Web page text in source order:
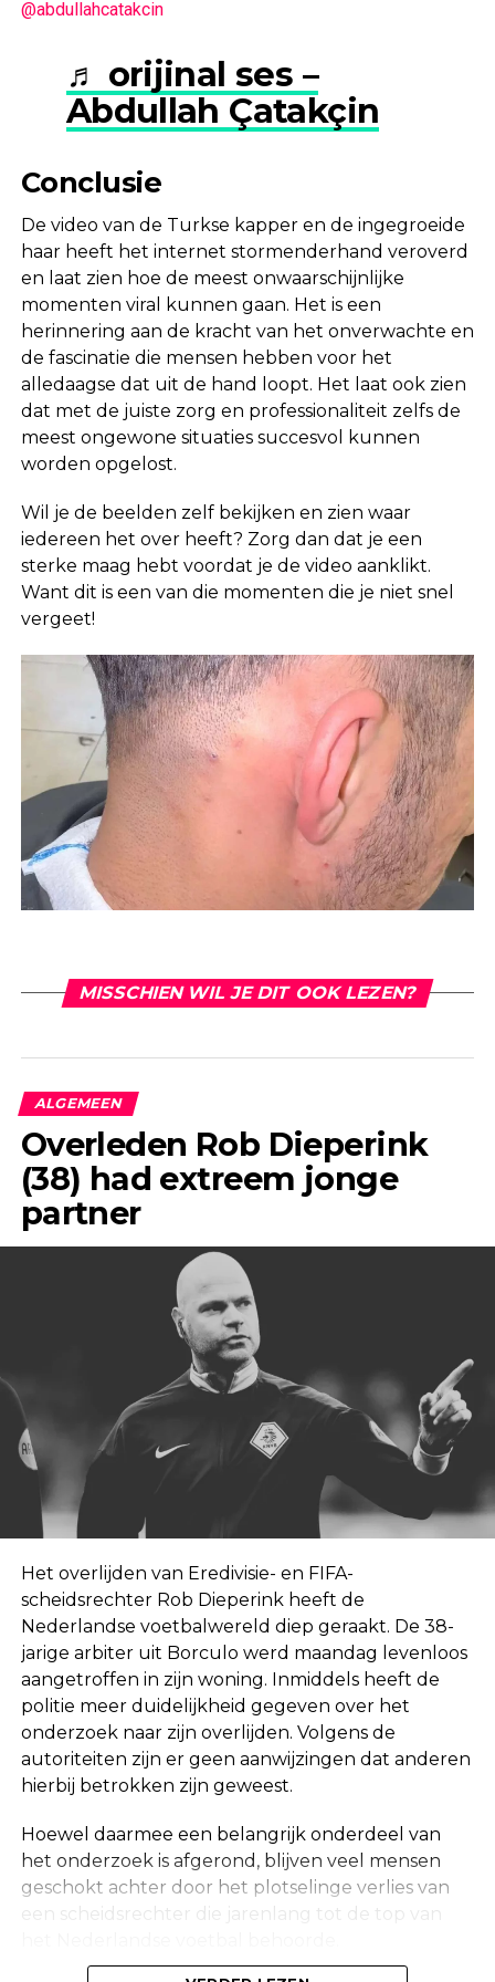
@abdullahcatakcin
♬ orijinal ses –
Abdullah Çatakçin
Conclusie
De video van de Turkse kapper en de ingegroeide
haar heeft het internet stormenderhand veroverd
en laat zien hoe de meest onwaarschijnlijke
momenten viral kunnen gaan. Het is een
herinnering aan de kracht van het onverwachte en
de fascinatie die mensen hebben voor het
alledaagse dat uit de hand loopt. Het laat ook zien
dat met de juiste zorg en professionaliteit zelfs de
meest ongewone situaties succesvol kunnen
worden opgelost.
Wil je de beelden zelf bekijken en zien waar
iedereen het over heeft? Zorg dan dat je een
sterke maag hebt voordat je de video aanklikt.
Want dit is een van die momenten die je niet snel
vergeet!
MISSCHIEN WIL JE DIT OOK LEZEN?
ALGEMEEN
Overleden Rob Dieperink
(38) had extreem jonge
partner
Het overlijden van Eredivisie- en FIFA-
scheidsrechter Rob Dieperink heeft de
Nederlandse voetbalwereld diep geraakt. De 38-
jarige arbiter uit Borculo werd maandag levenloos
aangetroffen in zijn woning. Inmiddels heeft de
politie meer duidelijkheid gegeven over het
onderzoek naar zijn overlijden. Volgens de
autoriteiten zijn er geen aanwijzingen dat anderen
hierbij betrokken zijn geweest.
Hoewel daarmee een belangrijk onderdeel van
het onderzoek is afgerond, blijven veel mensen
geschokt achter door het plotselinge verlies van
een scheidsrechter die jarenlang tot de top van